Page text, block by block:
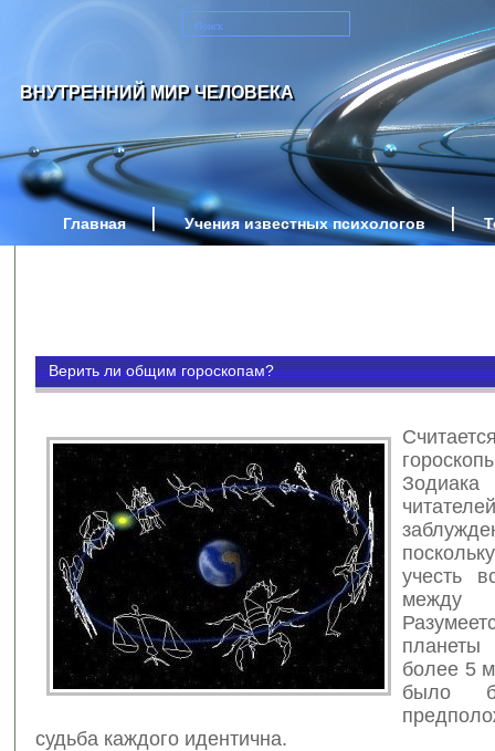
ВНУТРЕННИЙ МИР ЧЕЛОВЕКА
Главная Учения известных психологов
Верить ли общим гороскопам?
учесть
более 5
было
судьба каждого идентична.